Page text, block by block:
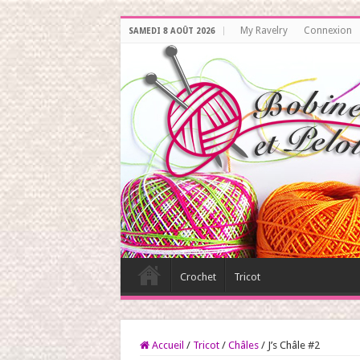
SAMEDI 8 AOÛT 2026 My Ravelry Connexion
Crochet Tricot
Accueil / Tricot / Châles / J’s Châle #2